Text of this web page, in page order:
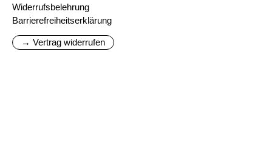
Widerrufsbelehrung
Barrierefreiheitserklärung
→ Vertrag widerrufen